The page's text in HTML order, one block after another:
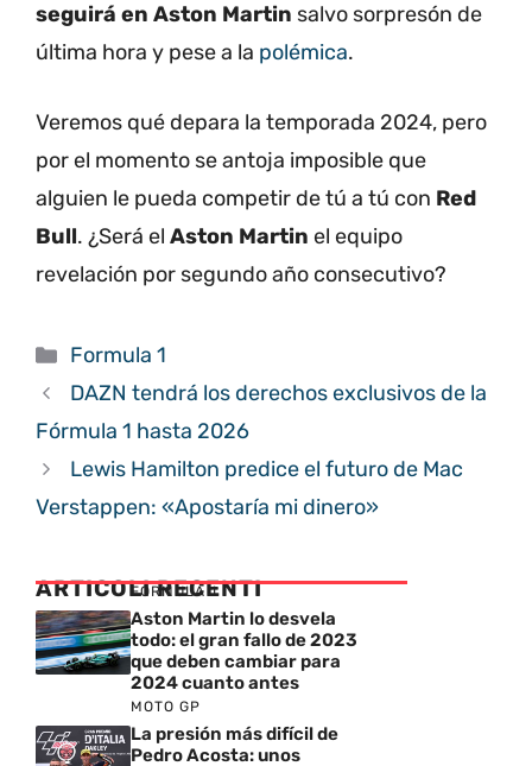
seguirá en Aston Martin salvo sorpresón de
última hora y pese a la polémica.
Veremos qué depara la temporada 2024, pero
por el momento se antoja imposible que
alguien le pueda competir de tú a tú con Red
Bull. ¿Será el Aston Martin el equipo
revelación por segundo año consecutivo?
Categorías
Formula 1
DAZN tendrá los derechos exclusivos de la
Fórmula 1 hasta 2026
Lewis Hamilton predice el futuro de Mac
Verstappen: «Apostaría mi dinero»
ARTICOLI RECENTI
FORMULA 1
Aston Martin lo desvela
todo: el gran fallo de 2023
que deben cambiar para
2024 cuanto antes
MOTO GP
La presión más difícil de
Pedro Acosta: unos